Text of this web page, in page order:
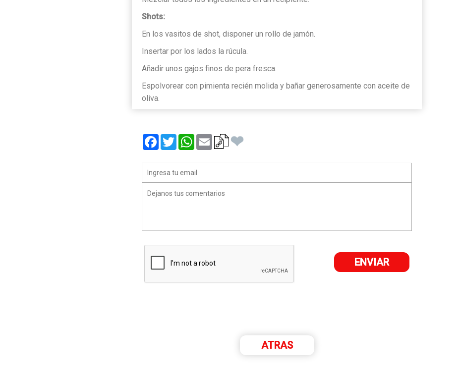
Shots:
En los vasitos de shot, disponer un rollo de jamón.
Insertar por los lados la rúcula.
Añadir unos gajos finos de pera fresca.
Espolvorear con pimienta recién molida y bañar generosamente con aceite de
oliva.
Facebook
TwitterWhatsApp
Email ❤
ATRAS